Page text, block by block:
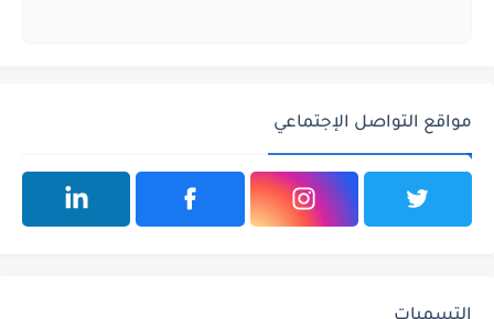
مواقع التواصل الإجتماعي